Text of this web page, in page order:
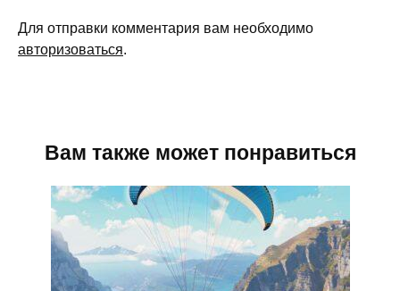
Для отправки комментария вам необходимо
авторизоваться.
Вам также может понравиться